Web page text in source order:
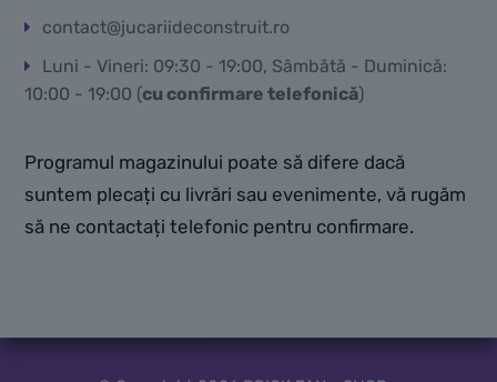
contact@jucariideconstruit.ro
Luni - Vineri: 09:30 - 19:00, Sâmbătă - Duminică:
10:00 - 19:00 (cu confirmare telefonică)
Programul magazinului poate să difere dacă
suntem plecați cu livrări sau evenimente, vă rugăm
să ne contactați telefonic pentru confirmare.